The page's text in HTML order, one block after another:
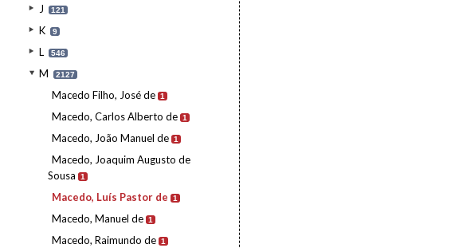
J 121
K 9
L 546
M 2127
Macedo Filho, José de 1
Macedo, Carlos Alberto de 1
Macedo, João Manuel de 1
Macedo, Joaquim Augusto de
Sousa
1
Macedo, Luís Pastor de 1
Macedo, Manuel de 1
Macedo, Raimundo de 1